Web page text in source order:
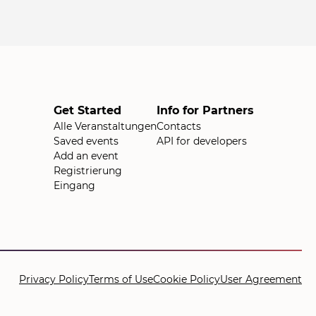
Get Started
Alle Veranstaltungen
Saved events
Add an event
Registrierung
Eingang
Info for Partners
Contacts
API for developers
Privacy PolicyTerms of UseCookie PolicyUser Agreement